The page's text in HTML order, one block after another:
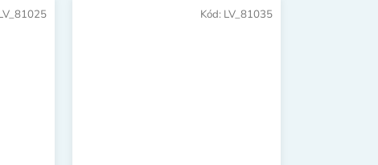
Kód: LV_81035